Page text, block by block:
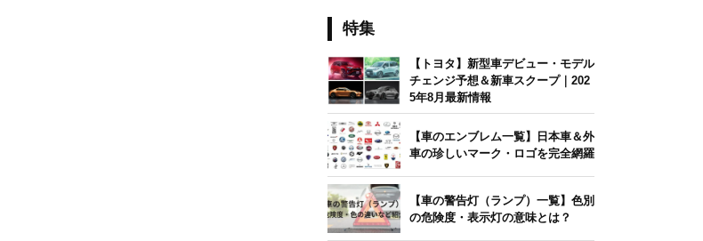
特集
【トヨタ】新型車デビュー・モデル
チェンジ予想＆新車スクープ｜202
5年8月最新情報
【車のエンブレム一覧】日本車＆外
車の珍しいマーク・ロゴを完全網羅
【車の警告灯（ランプ）一覧】色別
の危険度・表示灯の意味とは？